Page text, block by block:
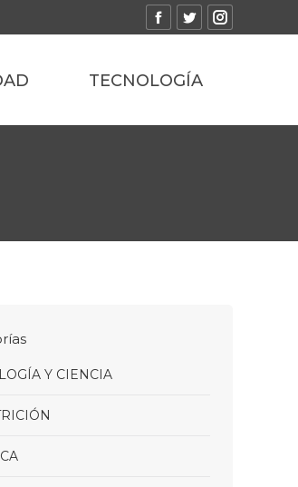
Facebook
TwitterInstagram
TECNOLOGÍA
Y CIENCIA